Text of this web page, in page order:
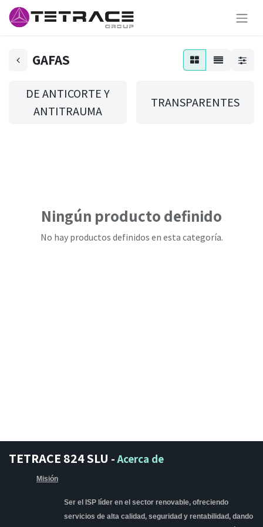
GAFAS
DE ANTICORTE Y
ANTITRAUMA
TRANSPARENTES
Ningún producto definido
No hay productos definidos en esta categoría.
TETRACE 824 SLU -Acerca de
Misión
Ser el ISP líder en el sector renovable, ofreciendo
servicios de alta calidad, seguridad y rentabilidad, dando